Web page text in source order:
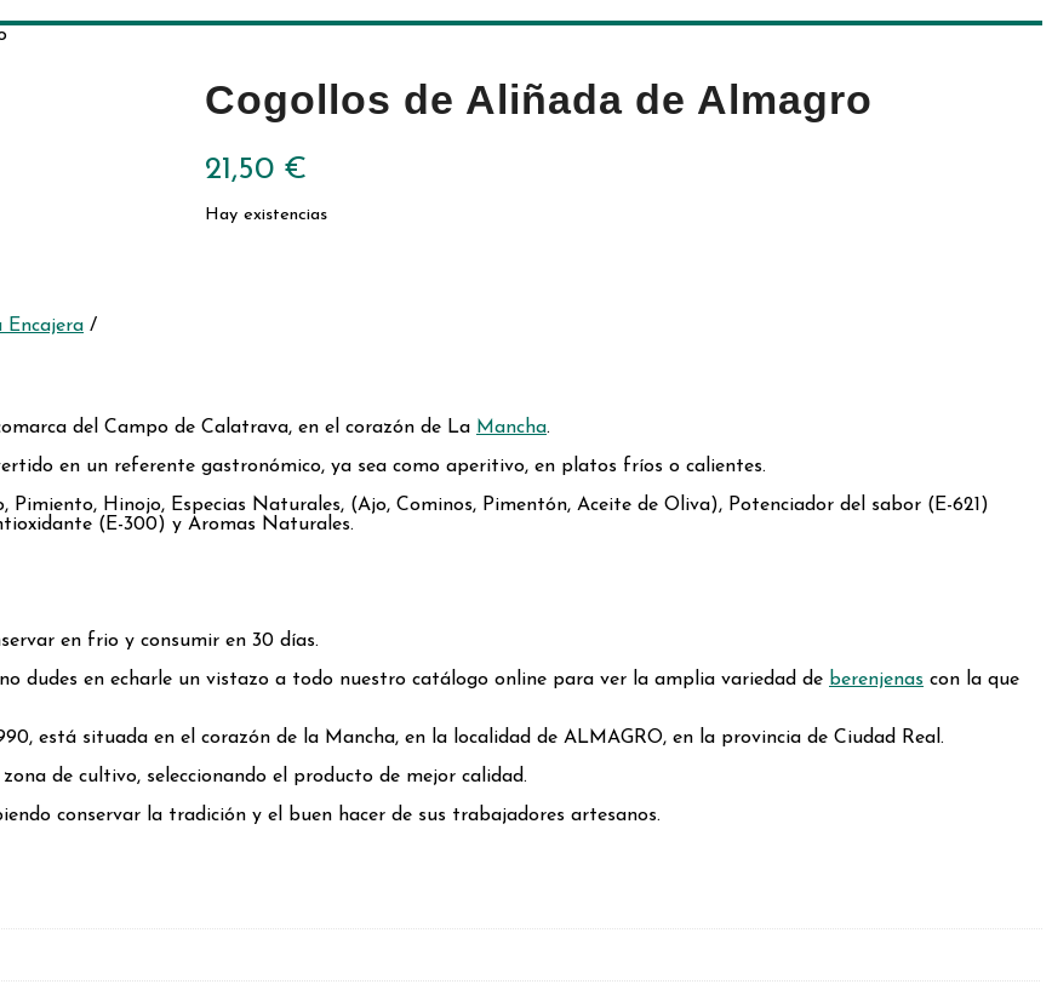
Cogollos de Aliñada de Almagro
21,50 €
Hay existencias
Encajera
del Campo de Calatrava, en el corazón de La Mancha.
en un referente gastronómico, ya sea como aperitivo, en platos fríos o calientes.
Pimiento, Hinojo, Especias Naturales, (Ajo, Cominos, Pimentón, Aceite de Oliva), Potenciador del sabor (E-621)
(E-300) y Aromas Naturales.
en frio y consumir en 30 días.
dudes en echarle un vistazo a todo nuestro catálogo online para ver la amplia variedad de berenjenas con la que
está situada en el corazón de la Mancha, en la localidad de ALMAGRO, en la provincia de Ciudad Real.
de cultivo, seleccionando el producto de mejor calidad.
conservar la tradición y el buen hacer de sus trabajadores artesanos.